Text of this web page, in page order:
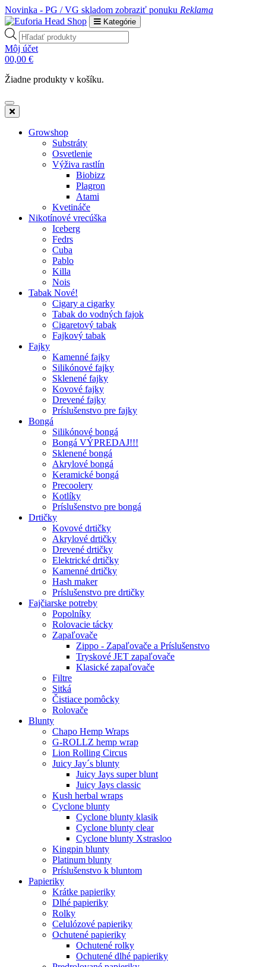
Novinka - PG / VG skladom zobraziť ponuku Reklama
Kategórie
Products
search
Môj účet
00,00 €
Žiadne produkty v košíku.
Growshop
Substráty
Osvetlenie
Výživa rastlín
Biobizz
Plagron
Atami
Kvetináče
Nikotínové vrecúška
Iceberg
Fedrs
Cuba
Pablo
Killa
Nois
Tabak Nové!
Cigary a cigarky
Tabak do vodných fajok
Cigaretový tabak
Fajkový tabak
Fajky
Kamenné fajky
Silikónové fajky
Sklenené fajky
Kovové fajky
Drevené fajky
Príslušenstvo pre fajky
Bongá
Silikónové bongá
Bongá VÝPREDAJ!!!
Sklenené bongá
Akrylové bongá
Keramické bongá
Precoolery
Kotlíky
Príslušenstvo pre bongá
Drtičky
Kovové drtičky
Akrylové drtičky
Drevené drtičky
Elektrické drtičky
Kamenné drtičky
Hash maker
Príslušenstvo pre drtičky
Fajčiarske potreby
Popolníky
Rolovacie tácky
Zapaľovače
Zippo - Zapaľovače a Príslušenstvo
Tryskové JET zapaľovače
Klasické zapaľovače
Filtre
Sitká
Čistiace pomôcky
Rolovače
Blunty
Chapo Hemp Wraps
G-ROLLZ hemp wrap
Lion Rolling Circus
Juicy Jay´s blunty
Juicy Jays super blunt
Juicy Jays classic
Kush herbal wraps
Cyclone blunty
Cyclone blunty klasik
Cyclone blunty clear
Cyclone blunty Xstrasloo
Kingpin blunty
Platinum blunty
Príslušenstvo k bluntom
Papieriky
Krátke papieriky
Dlhé papieriky
Rolky
Celulózové papieriky
Ochutené papieriky
Ochutené rolky
Ochutené dlhé papieriky